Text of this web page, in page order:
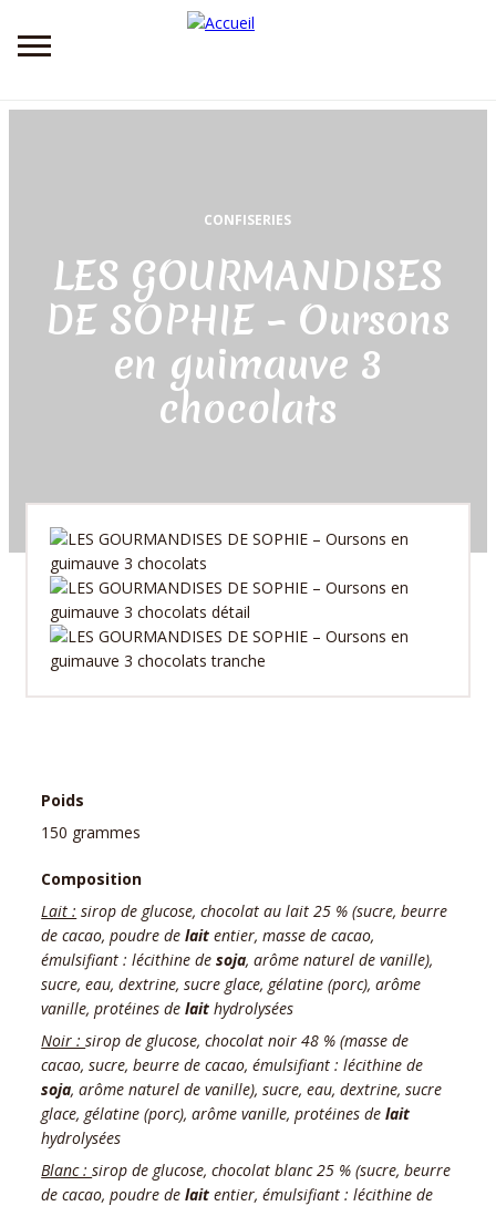
au
CONFISERIES
LES GOURMANDISES
DE SOPHIE – Oursons
en guimauve 3
chocolats
Poids
150 grammes
Composition
Lait : sirop de glucose, chocolat au lait 25 % (sucre, beurre
de cacao, poudre delait entier, masse de cacao,
émulsifiant : lécithine desoja, arôme naturel de vanille),
sucre, eau, dextrine, sucre glace, gélatine (porc), arôme
vanille, protéines delait hydrolysées
Noir :sirop de glucose, chocolat noir 48 % (masse de
cacao, sucre, beurre de cacao, émulsifiant : lécithine de
soja, arôme naturel de vanille), sucre, eau, dextrine, sucre
glace, gélatine (porc), arôme vanille, protéines delait
hydrolysées
Blanc :sirop de glucose, chocolat blanc 25 % (sucre, beurre
de cacao, poudre delait entier, émulsifiant : lécithine de